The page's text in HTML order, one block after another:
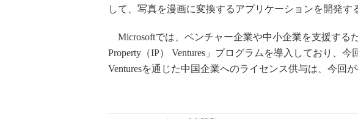
して、写真を漫画に変換するアプリケーションを開発す
Microsoftでは、ベンチャー企業や中小企業を支援する
Property（IP） Ventures」プログラムを導入しており、
Venturesを通じた中国企業へのライセンス供与は、今回が